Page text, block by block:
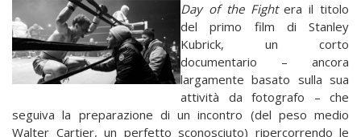
Day of the Fightera il titolo
del primo film di Stanley
Kubrick, un corto
documentario – ancora
largamente basato sulla sua
attività da fotografo – che
seguiva la preparazione di un incontro (del peso medio
Walter Cartier, un perfetto sconosciuto) ripercorrendo le